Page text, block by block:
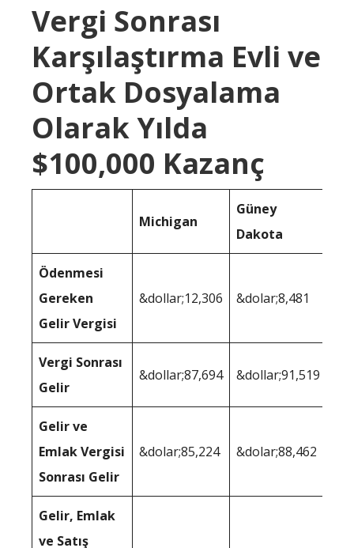
Vergi Sonrası
Karşılaştırma Evli ve
Ortak Dosyalama
Olarak Yılda
$100,000 Kazanç
Michigan
Güney
Dakota
Ödenmesi
Gereken
Gelir Vergisi
&dollar;12,306 &dolar;8,481
Vergi Sonrası
Gelir
&dollar;87,694 &dollar;91,519
Gelir ve
Emlak Vergisi
Sonrası Gelir
&dolar;85,224 &dolar;88,462
Gelir, Emlak
ve Satış